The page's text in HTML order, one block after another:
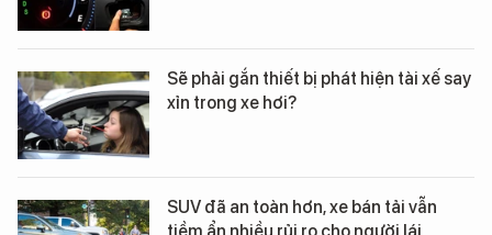
Sẽ phải gắn thiết bị phát hiện tài xế say
xỉn trong xe hơi?
SUV đã an toàn hơn, xe bán tải vẫn